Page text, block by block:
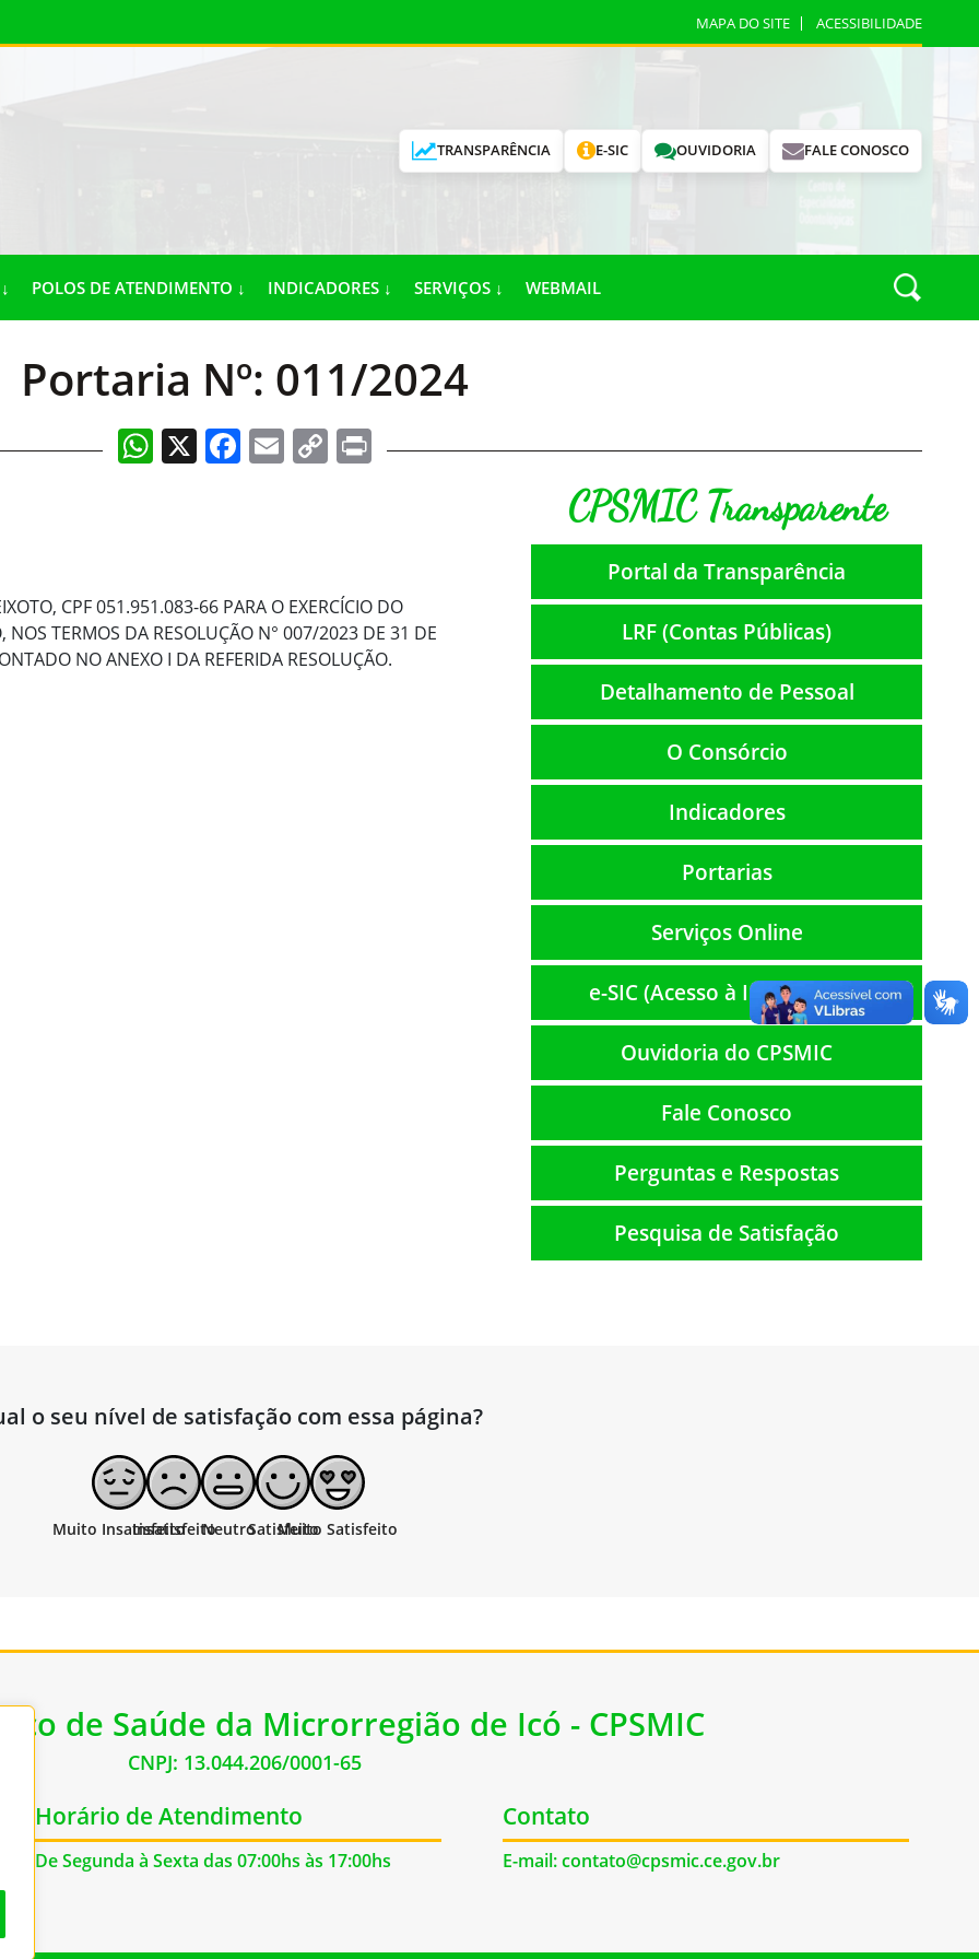
MAPA DO SITE ACESSIBILIDADE
TRANSPARÊNCIA E-SIC OUVIDORIA FALE CONOSCO
POLOS DE ATENDIMENTO ↓ INDICADORES ↓ SERVIÇOS ↓ WEBMAIL
Portaria Nº: 011/2024
WhatsApp
X Facebook
EmailCopyPrint
CPF 051.951.083-66 PARA O EXERCÍCIO DO
NOS TERMOS DA RESOLUÇÃO N° 007/2023 DE 31 DE
NO ANEXO I DA REFERIDA RESOLUÇÃO.
CPSMIC Transparente
Portal da Transparência
LRF (Contas Públicas)
Detalhamento de Pessoal
O Consórcio
Indicadores
Portarias
Serviços Online
e-SIC (Acesso à Informação)
Ouvidoria do CPSMIC
Fale Conosco
Perguntas e Respostas
Pesquisa de Satisfação
o seu nível de satisfação com essa página?
de Saúde da Microrregião de Icó - CPSMIC
CNPJ: 13.044.206/0001-65
Horário de Atendimento
De Segunda à Sexta das 07:00hs às 17:00hs
Contato
E-mail: contato@cpsmic.ce.gov.br